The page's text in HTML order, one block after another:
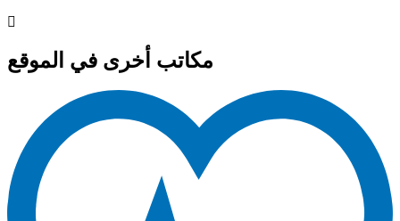
مكاتب أخرى في الموقع